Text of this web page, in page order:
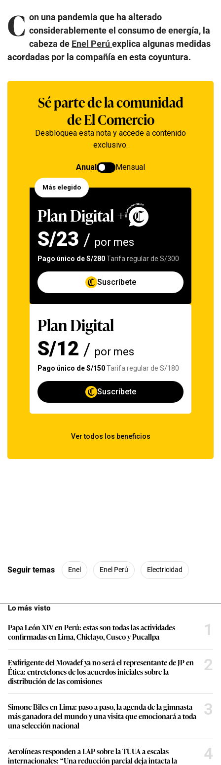
C on una pandemia que ha alterado
considerablemente el consumo de energía, la
cabeza de Enel Perúexplica algunas medidas
acordadas por la compañía en esta coyuntura.
Seguir temas Enel Enel Perú Electricidad
Lo más visto
Papa León XIV en Perú: estas son todas las actividades
confirmadas en Lima, Chiclayo, Cusco y Pucallpa
1
Exdirigente del Movadef ya no será el representante de JP en
Ética: entretelones de los acuerdos iniciales sobre la
distribución de las comisiones
2
Simone Biles en Lima: paso a paso, la agenda de la gimnasta
más ganadora del mundo y una visita que emocionará a toda
una selección nacional
3
Aerolíneas responden a LAP sobre la TUUA a escalas
internacionales: “Una reducción parcial deja intacta la
4